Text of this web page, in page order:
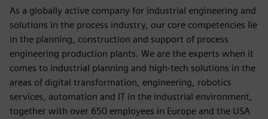
As a globally active company for industrial engineering and
solutions in the process industry, our core competencies lie
in the planning, construction and support of process
engineering production plants. We are the experts when it
comes to industrial planning and high-tech solutions in the
areas of digital transformation, engineering, robotics
services, automation and IT in the industrial environment,
together with over 650 employees in Europe and the USA